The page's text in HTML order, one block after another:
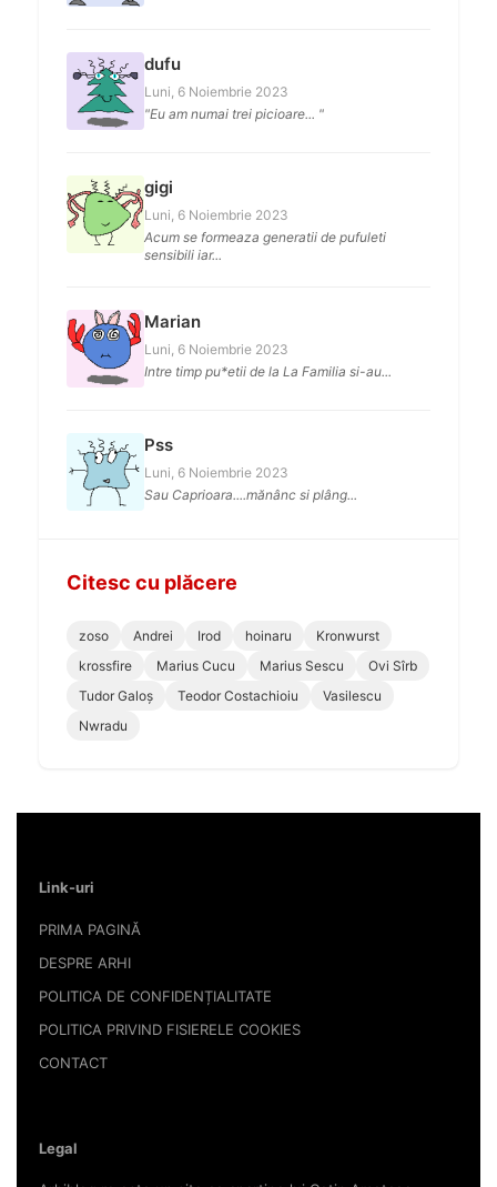
dufu
Luni, 6 Noiembrie 2023
"Eu am numai trei picioare... "
gigi
Luni, 6 Noiembrie 2023
Acum se formeaza generatii de pufuleti
sensibili iar...
Marian
Luni, 6 Noiembrie 2023
Intre timp pu*etii de la La Familia si-au...
Pss
Luni, 6 Noiembrie 2023
Sau Caprioara....mănânc si plâng...
Citesc cu plăcere
zoso Andrei Irod hoinaru
Kronwurst
krossfire
Marius Cucu Marius Sescu
Ovi Sîrb
Tudor Galoș
Teodor Costachioiu
Vasilescu
Nwradu
Link-uri
PRIMA PAGINĂ
DESPRE ARHI
POLITICA DE CONFIDENȚIALITATE
POLITICA PRIVIND FISIERELE COOKIES
CONTACT
Legal